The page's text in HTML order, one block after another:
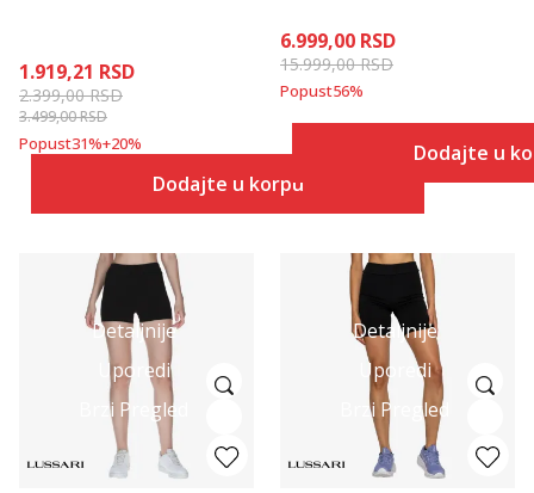
1.919,21 RSD
2.399,00RSD
3.499,00RSD
Popust31%+20%
Dodajte u korpu
6.999,00 RSD
15.999,00RSD
Popust56%
Dodajte u
Detaljnije
Uporedi
Brzi Pregled
Detaljnije
Uporedi
Brzi Pregled